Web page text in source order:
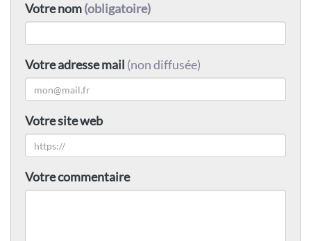
Votre nom(obligatoire)
Votre adresse mail (non diffusée)
Votre site web
Votre commentaire